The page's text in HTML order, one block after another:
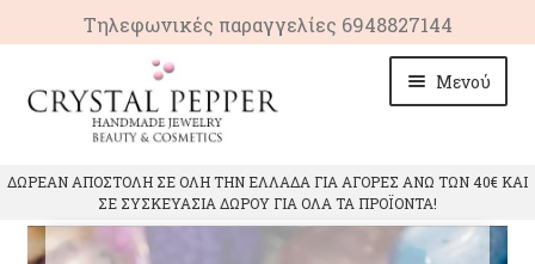
Τηλεφωνικές παραγγελίες 6948827144
μετάβαση
στην
πλοήγηση
σε
περιεχόμενο
Μενού
ΑΡΧΙΚΗ
ΠΡΟΙΟΝΤΑ
υπό-
ΔΩΡΕΑΝ ΑΠΟΣΤΟΛΗ ΣΕ ΟΛΗ ΤΗΝ ΕΛΛΑΔΑ ΓΙΑ ΑΓΟΡΕΣ ΑΝΩ ΤΩΝ 40€ ΚΑΙ
ΣΕ ΣΥΣΚΕΥΑΣΙΑ ΔΩΡΟΥ ΓΙΑ ΟΛΑ ΤΑ ΠΡΟΪΟΝΤΑ!